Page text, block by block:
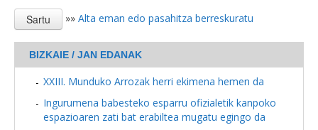
»» Alta eman edo pasahitza berreskuratu
BIZKAIE / JAN EDANAK
XXIII. Munduko Arrozak herri ekimena hemen da
Ingurumena babesteko esparru ofizialetik kanpoko
espazioaren zati bat erabiltea mugatu egingo da